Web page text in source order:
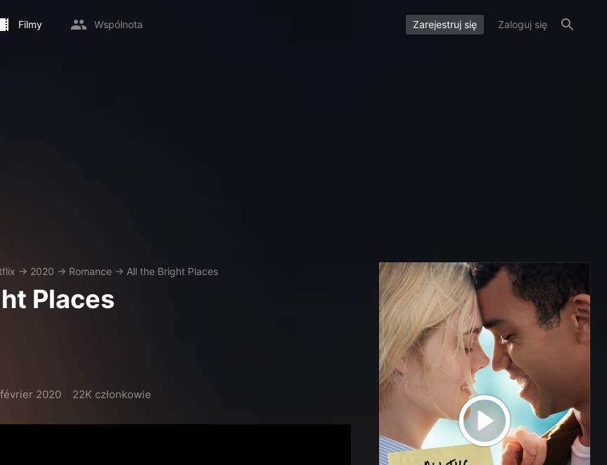
Filmy Wspólnota Zarejestruj się Zaloguj się
→ 2020 → Romance → All the Bright Places
Places
2020 22K członkowie